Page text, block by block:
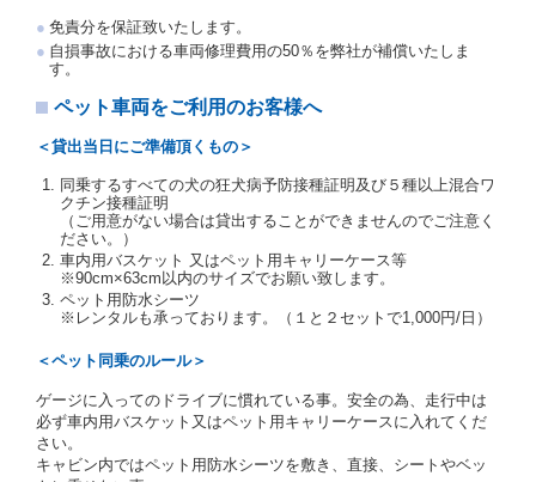
交通局長通達「レンタカーに関する基本通達」（自
旅第138号 平成7年6月13日）の２．(10)及び(11)の
注２）運転免許証とは、道路交通法第９２条に規定
される運転免許証のうち、道路交通法施行規則第１
９条別記様式第１４の書式の運転免許証をいいま
す。
当社は、貸渡契約の締結にあたり、借受人及び運転者
に対し、運転免許証のほかに本人確認ができる書類の
提示を求め、及び提出された書類の写しをとることが
あります。
当社は、貸渡契約の締結にあたり、借受期間中に借受
人及び運転者と連絡するための携帯電話番号等の告知
を求めます。
レジットカード若しくは現金による支払いを求め、又
借受人は契約後の借受期間の延長はできないものとし
ます。
当社は、借受人又は運転者が前3項に従わない場合
免責分を保証致いたします。
自損事故における車両修理費用の50％を弊社が補償いたしま
す。
ペット車両をご利用のお客様へ
＜貸出当日にご準備頂くもの＞
同乗するすべての犬の狂犬病予防接種証明及び５種以上混合ワ
クチン接種証明
（ご用意がない場合は貸出することができませんのでご注意く
ださい。）
車内用バスケット 又はペット用キャリーケース等
※90cm×63cm以内のサイズでお願い致します。
ペット用防水シーツ
※レンタルも承っております。（１と２セットで1,000円/日）
＜ペット同乗のルール＞
ゲージに入ってのドライブに慣れている事。安全の為、走行中は
必ず車内用バスケット又はペット用キャリーケースに入れてくだ
さい。
キャビン内ではペット用防水シーツを敷き、直接、シートやベッ